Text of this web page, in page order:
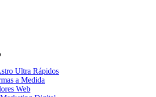
Ultra Rápidos
a Medida
Web